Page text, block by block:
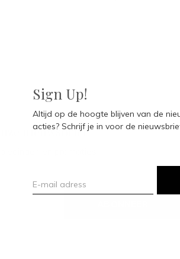
Sign Up!
Altijd op de hoogte blijven van de
acties? Schrijf je in voor de
nieuwsbrief
en promoties